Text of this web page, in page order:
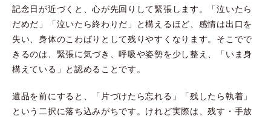
記念日が近づくと、心が先回りして緊張します。「泣いたら
だめだ」「泣いたら終わりだ」と構えるほど、感情は出口を
失い、身体のこわばりとして残りやすくなります。そこでで
きるのは、緊張に気づき、呼吸や姿勢を少し整え、「いま身
構えている」と認めることです。
遺品を前にすると、「片づけたら忘れる」「残したら執着」
という二択に落ち込みがちです。けれど実際は、残す・手放